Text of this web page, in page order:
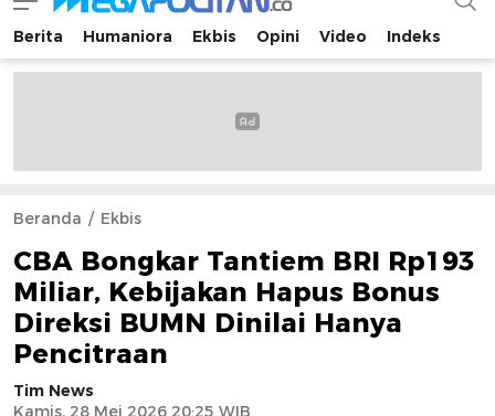
Megapolitan.co
Menyajikan berita-berita fakta bagi pembaca
Berita Humaniora Ekbis Opini Video Indeks
Beranda Ekbis
CBA Bongkar Tantiem BRI Rp193
Miliar, Kebijakan Hapus Bonus
Direksi BUMN Dinilai Hanya
Pencitraan
Tim News
Kamis, 28 Mei 2026 20:25 WIB